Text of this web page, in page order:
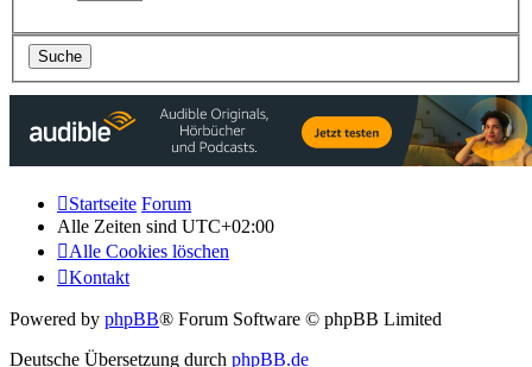
Startseite Forum
Alle Zeiten sind UTC+02:00
Alle Cookies löschen
Kontakt
Powered by phpBB® Forum Software © phpBB Limited
Deutsche Übersetzung durch phpBB.de